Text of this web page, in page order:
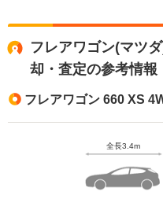
フレアワゴン(マツ
却・査定の参考情報
フレアワゴン 660 XS
全長3.4m